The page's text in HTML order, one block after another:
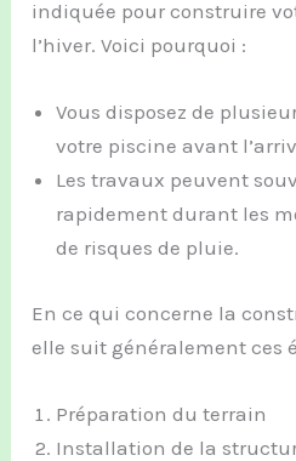
indiquée pour construire
l’hiver. Voici pourquoi :
Vous disposez de
votre piscine avant
Les travaux peuvent
rapidement durant les
de risques de pluie.
En ce qui concerne la
elle suit généralement ces
Préparation du terrain
Installation de la